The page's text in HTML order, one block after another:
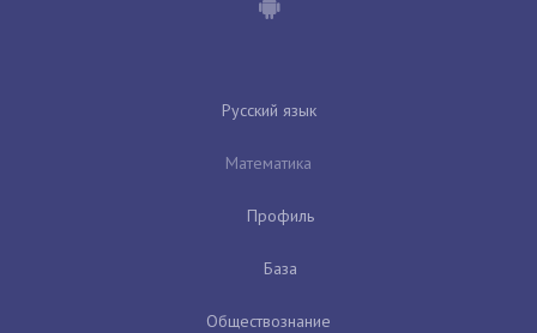
Русский язык
Математика
Профиль
База
Обществознание